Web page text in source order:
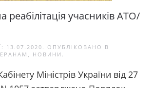
реабілітація учасників АТО/
13.07.2020 . ОПУБЛІКОВАНО В
, НОВИНИ .
Міністрів України від 27